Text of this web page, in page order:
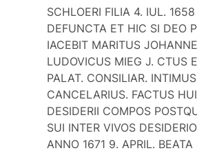
SCHLOERI FILIA 4. IUL. 1658
DEFUNCTA ET HIC SI DEO
IACEBIT MARITUS
LUDOVICUS MIEG J. CTUS
PALAT. CONSILIAR.
CANCELARIUS. FACTUS
DESIDERII COMPOS
SUI INTER VIVOS
ANNO 1671 9. APRIL. BEATA